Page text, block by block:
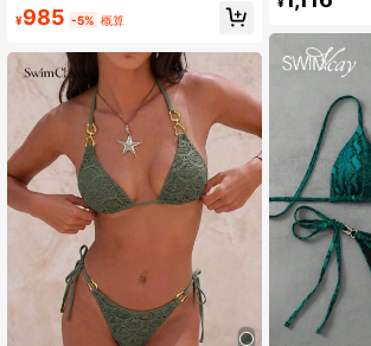
キニ水着、女性用夏服、夏休みアウ
トフィット、女性用水着、バスタブ
女性用ビーチ水着、女性用ビキニ、
女性用ビキニセット
¥985 -5% 概算
ッティストラ
ッション、セ
サースタイル
ン、エンター